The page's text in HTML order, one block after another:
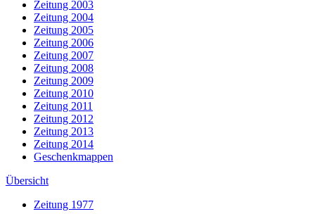
Zeitung 2003
Zeitung 2004
Zeitung 2005
Zeitung 2006
Zeitung 2007
Zeitung 2008
Zeitung 2009
Zeitung 2010
Zeitung 2011
Zeitung 2012
Zeitung 2013
Zeitung 2014
Geschenkmappen
Übersicht
Zeitung 1977